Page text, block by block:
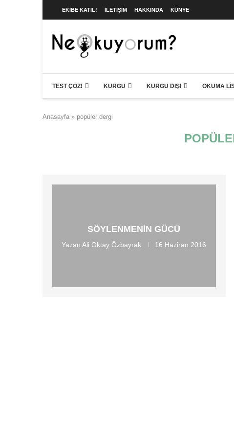
EKIBE KATIL! İLETIŞIM HAKKINDA KÜNYE
TEST ÇÖZ! KURGU KURGU DIŞI OKUMA
Anasayfa » popüler dergi
SÖYLENMENIN GÜCÜ
YazanAli Oktay Özbayrak 16 Haziran 2016